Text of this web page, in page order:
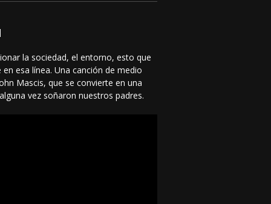
la sociedad, el entorno, esto que
esa línea. Una canción de medio
Mascis, que se convierte en una
vez soñaron nuestros padres.